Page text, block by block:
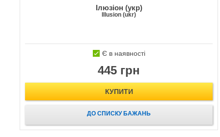
Ілюзіон (укр)
Illusion (ukr)
Є в наявності
445 грн
КУПИТИ
ДО СПИСКУ БАЖАНЬ